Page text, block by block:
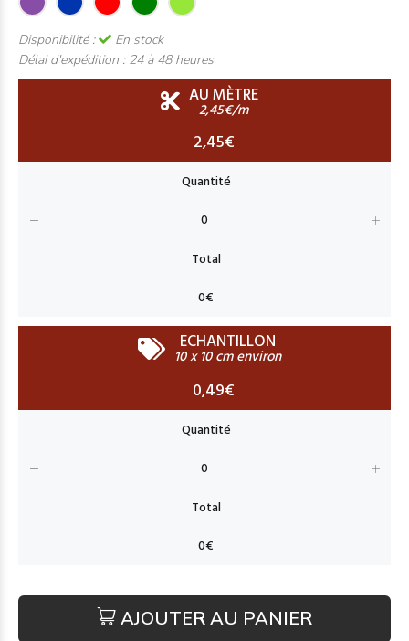
Disponibilité :
En stock
Délai d'expédition : 24 à 48 heures
AU MÈTRE
2,45€/m
2,45€
ECHANTILLON
10 x 10 cm environ
0,49€
AJOUTER AU PANIER